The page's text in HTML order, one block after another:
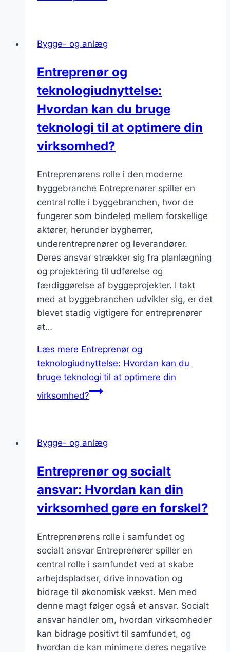
Bygge- og anlæg
Entreprenør og
teknologiudnyttelse:
Hvordan kan du bruge
teknologi til at optimere din
virksomhed?
Entreprenørens rolle i den moderne
byggebranche Entreprenører spiller en
central rolle i byggebranchen, hvor de
fungerer som bindeled mellem forskellige
aktører, herunder bygherrer,
underentreprenører og leverandører.
Deres ansvar strækker sig fra planlægning
og projektering til udførelse og
færdiggørelse af byggeprojekter. I takt
med at byggebranchen udvikler sig, er det
blevet stadig vigtigere for entreprenører
at…
Læs mere Entreprenør og
teknologiudnyttelse: Hvordan kan du
bruge teknologi til at optimere din
virksomhed?
Bygge- og anlæg
Entreprenør og socialt
ansvar: Hvordan kan din
virksomhed gøre en forskel?
Entreprenørens rolle i samfundet og
socialt ansvar Entreprenører spiller en
central rolle i samfundet ved at skabe
arbejdspladser, drive innovation og
bidrage til økonomisk vækst. Men med
denne magt følger også et ansvar. Socialt
ansvar handler om, hvordan virksomheder
kan bidrage positivt til samfundet, og
hvordan de kan minimere deres negative